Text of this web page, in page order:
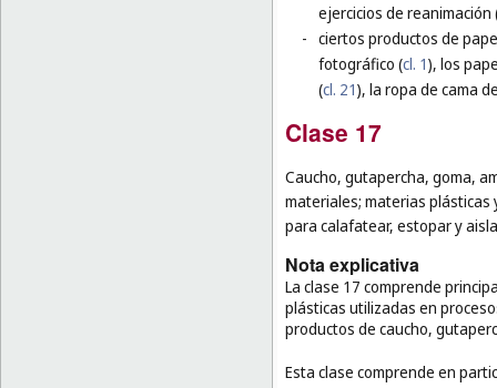
ejercicios de reanimación
- ciertos productos de
fotográfico (cl. 1), los
(cl. 21), la ropa de cama
Clase 17
Caucho, gutapercha, goma,
materiales; materias
para calafatear, estopar y
Nota explicativa
La clase 17 comprende
plásticas utilizadas en
productos de caucho,
Esta clase comprende en